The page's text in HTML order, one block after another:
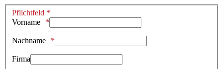
Pflichtfeld *
Vorname
Nachname
Firma